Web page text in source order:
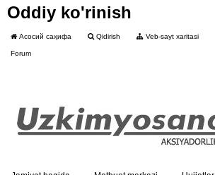
Oddiy ko'rinish
Асосий саҳифа Qidirish Veb-sayt xaritasi
Forum